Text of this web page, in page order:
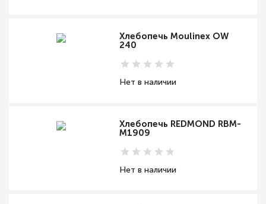
Хлебопечь Moulinex OW
240
Нет в наличии
Хлебопечь REDMOND RBM-
M1909
Нет в наличии